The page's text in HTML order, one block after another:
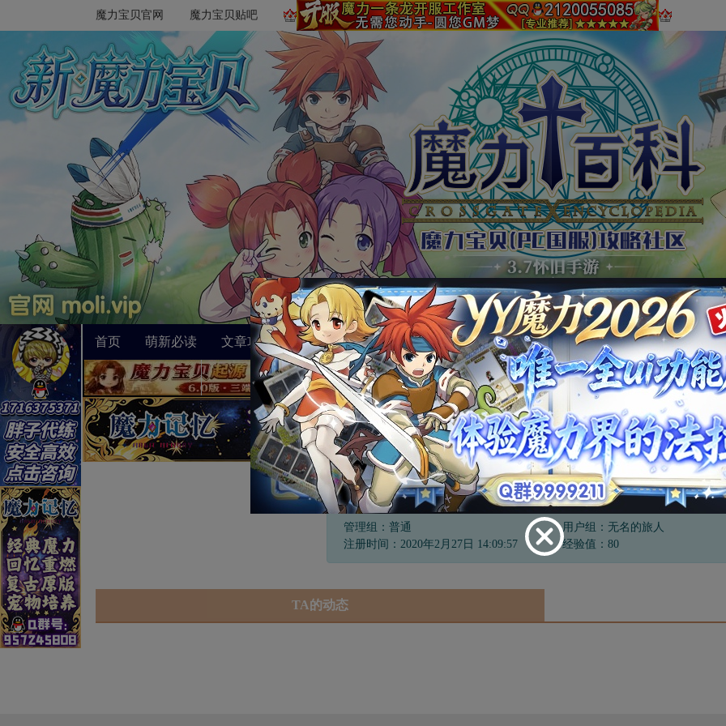
魔力宝贝官网 魔力宝贝贴吧
首页 萌新必读 文章攻略 游戏数据 魔易所 工具 视频 社群 拍卖/代练 广告
任务
憨狗
管理组：普通
用户组：无名的旅人
注册时间：2020年2月27日 14:09:57
经验值：80
TA的动态